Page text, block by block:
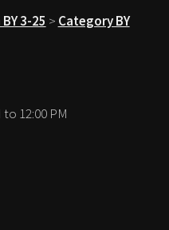
3-25 > Category BY
12:00 PM